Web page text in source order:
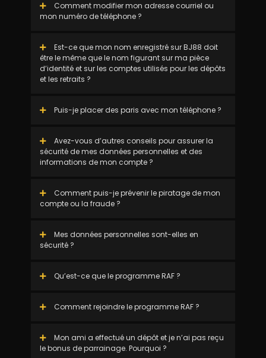
Comment modifier mon adresse courriel ou
mon numéro de téléphone ?
Est-ce que mon nom enregistré sur BJ88 doit
être le même que le nom figurant sur ma pièce
d’identité et sur les comptes utilisés pour les dépôts
et les retraits ?
Puis-je placer des paris avec mon téléphone ?
Avez-vous d’autres conseils pour assurer la
sécurité de mes données personnelles et des
informations de mon compte ?
Comment puis-je prévenir le piratage de mon
compte ou la fraude ?
Mes données personnelles sont-elles en
sécurité ?
Qu’est-ce que le programme RAF ?
Comment rejoindre le programme RAF ?
Mon ami a effectué un dépôt et je n’ai pas reçu
le bonus de parrainage. Pourquoi ?